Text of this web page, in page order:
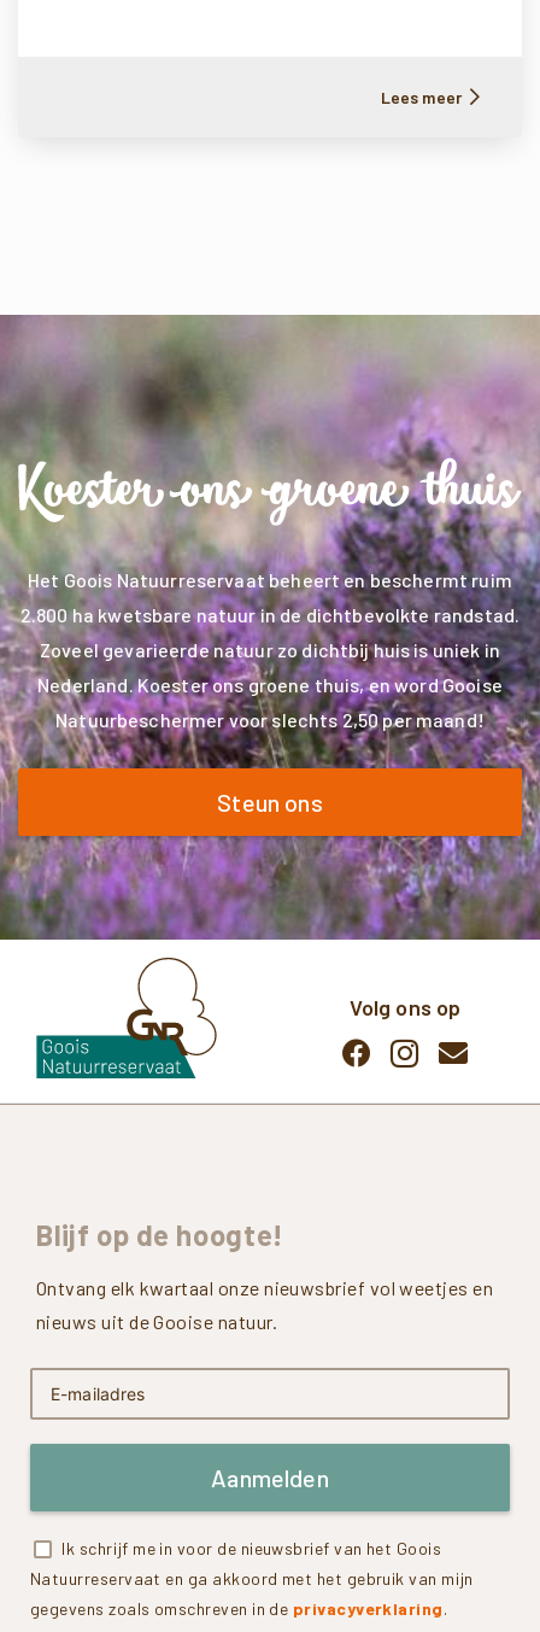
Lees meer
Het Goois Natuurreservaat beheert en beschermt ruim
2.800 ha kwetsbare natuur in de dichtbevolkte randstad.
Zoveel gevarieerde natuur zo dichtbij huis is uniek in
Nederland. Koester ons groene thuis, en word Gooise
Natuurbeschermer voor slechts 2,50 per maand!
Steun ons
Volg ons op
Blijf op de hoogte!
Ontvang elk kwartaal onze nieuwsbrief vol weetjes en
nieuws uit de Gooise natuur.
Aanmelden
Ik schrijf me in voor de nieuwsbrief van het Goois
Natuurreservaat en ga akkoord met het gebruik van mijn
gegevens zoals omschreven in de privacyverklaring.